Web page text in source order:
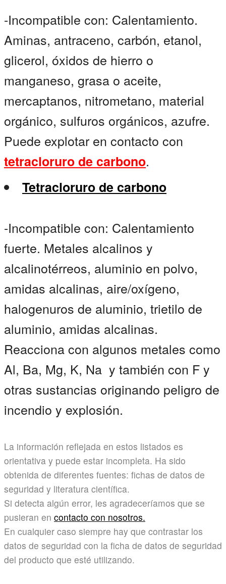
-Incompatible con: Calentamiento.
Aminas, antraceno, carbón, etanol,
glicerol, óxidos de hierro o
manganeso, grasa o aceite,
mercaptanos, nitrometano, material
orgánico, sulfuros orgánicos, azufre.
Puede explotar en contacto con
tetracloruro de carbono.
Tetracloruro de carbono
-Incompatible con: Calentamiento
fuerte. Metales alcalinos y
alcalinotérreos, aluminio en polvo,
amidas alcalinas, aire/oxígeno,
halogenuros de aluminio, trietilo de
aluminio, amidas alcalinas.
Reacciona con algunos metales como
Al, Ba, Mg, K, Na y también con F y
otras sustancias originando peligro de
incendio y explosión.
La información reflejada en estos listados es
orientativa y puede estar incompleta. Ha sido
obtenida de diferentes fuentes: fichas de datos de
seguridad y literatura científica.
Si detecta algún error, les agradeceríamos que se
pusieran en contacto con nosotros.
En cualquier caso siempre hay que contrastar los
datos de seguridad con la ficha de datos de seguridad
del producto que esté utilizando.